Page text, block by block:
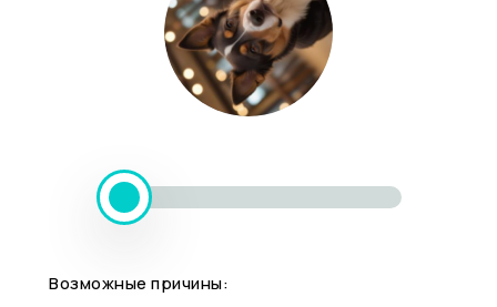
Возможные причины: